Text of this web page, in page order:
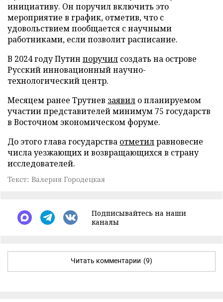
инициативу. Он поручил включить это
мероприятие в график, отметив, что с
удовольствием пообщается с научными
работниками, если позволит расписание.
В 2024 году Путин поручил создать на острове
Русский инновационный научно-
технологический центр.
Месяцем ранее Трутнев заявил о планируемом
участии представителей минимум 75 государств
в Восточном экономическом форуме.
До этого глава государства отметилравновесие
числа уезжающих и возвращающихся в страну
исследователей.
Текст: Валерия Городецкая
Подписывайтесь на наши
каналы
Читать комментарии (9)